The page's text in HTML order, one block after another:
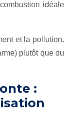
idéale
et la pollution.
plutôt que du
: